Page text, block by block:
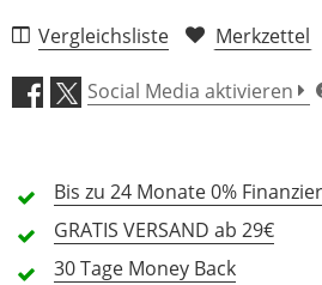
1 Rezension
5 Sterne
4 Sterne
2 Sterne
1 Sterne
Vergleichsliste Merkzettel
Social Media aktivieren
Bis zu 24 Monate0%
GRATIS VERSAND ab 29€
30 Tage Money Back